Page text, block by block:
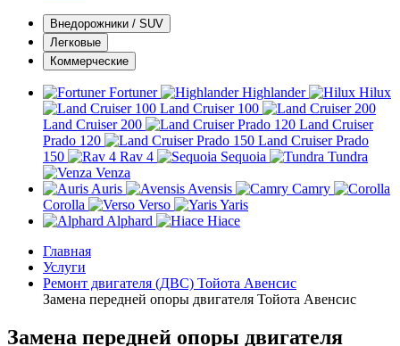
Внедорожники / SUV
Легковые
Коммерческие
Fortuner Highlander
Hilux
Land Cruiser 100
Land Cruiser 200
Land Cruiser
Prado 120
Land Cruiser Prado
150
Rav 4 Sequoia
Tundra
Venza
Auris
Avensis
Camry
Corolla
Verso
Yaris
Alphard
Hiace
Главная
Услуги
Ремонт двигателя (ДВС) Тойота Авенсис
Замена передней опоры двигателя Тойота Авенсис
Замена передней опоры двигателя